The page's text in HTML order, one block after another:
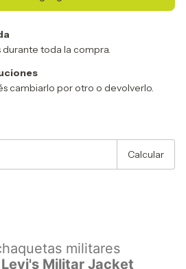
durante toda la compra.
cambiarlo por otro o devolverlo.
Calcular
militares
Levi's Militar Jacket